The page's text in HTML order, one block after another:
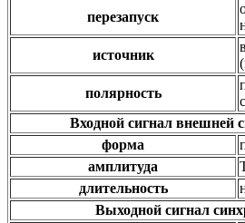
перезапуск
источник
полярность
Входной сигнал внешней
форма
амплитуда
длительность
Выходной сигнал